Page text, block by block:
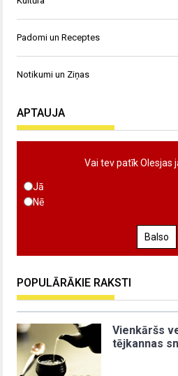
Padomi un Receptes
Notikumi un Ziņas
APTAUJA
Vai tev patīk Olesjas
Jā
Nē
Balso
POPULĀRĀKIE RAKSTI
Vienkāršs
tējkannas